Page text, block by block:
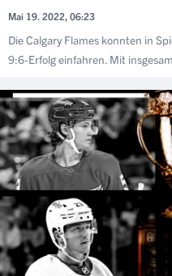
Mai 19. 2022, 06:23
Die Calgary Flames konnten in
9:6-Erfolg einfahren. Mit